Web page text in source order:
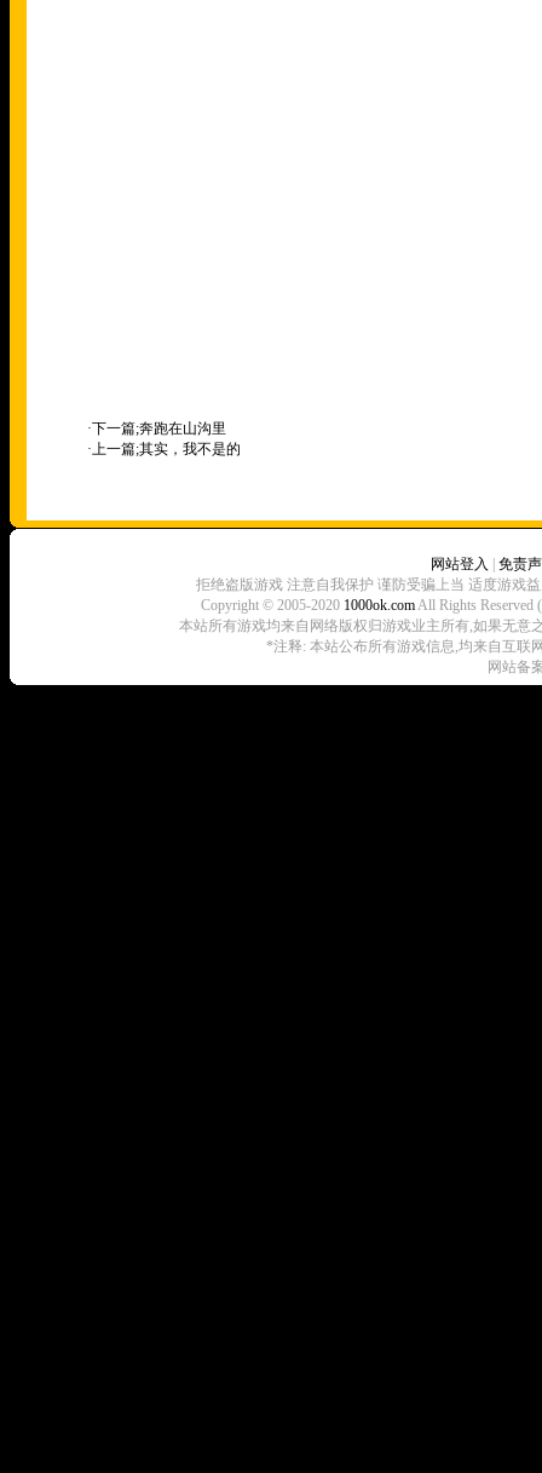
·下一篇;奔跑在山沟里
·上一篇;其实，我不是的
网站登入
免责
拒绝盗版游戏 注意自我保护 谨防受骗上当 适度游戏
Copyright © 2005-2020 1000ok.comAll Rights
本站所有游戏均来自网络版权归游戏业主所有,如果无意
*注释: 本站公布所有游戏信息,均来自互联
网站备